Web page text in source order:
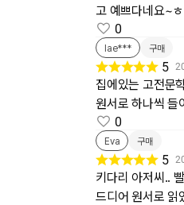
고 예쁘다네요~
0
lae*** 구매
5
집에있는 고전문
원서로 하나씩 들
0
Eva 구매
5
키다리 아저씨..
드디어 원서로 읽